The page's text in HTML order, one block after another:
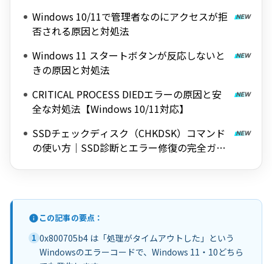
Windows 10/11で管理者なのにアクセスが拒
否される原因と対処法
Windows 11 スタートボタンが反応しないと
きの原因と対処法
CRITICAL PROCESS DIEDエラーの原因と安
全な対処法【Windows 10/11対応】
SSDチェックディスク（CHKDSK）コマンド
の使い方｜SSD診断とエラー修復の完全ガイ
この記事の要点：
1 0x800705b4 は「処理がタイムアウトした」という
Windowsのエラーコードで、Windows 11・10どちら